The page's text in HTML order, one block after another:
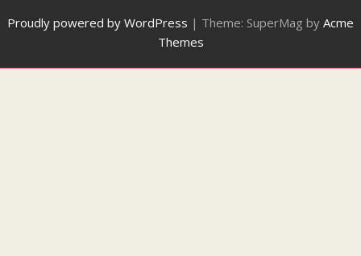
Proudly powered by WordPress | Theme: SuperMag by Acme
Themes